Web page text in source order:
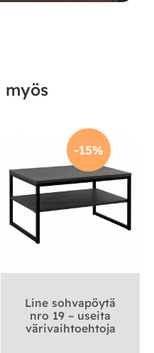
myös
-15%
Line sohvapöytä
nro 19 – useita
värivaihtoehtoja